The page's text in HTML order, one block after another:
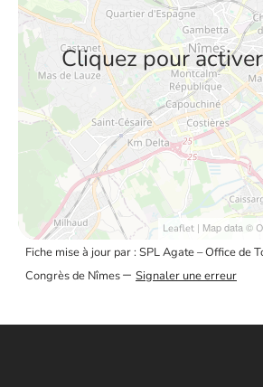
Cliquez pour
Leaflet | Map data ©
Fiche mise à jour par : SPL Agate – Office de
Congrès de Nîmes– Signaler une erreur